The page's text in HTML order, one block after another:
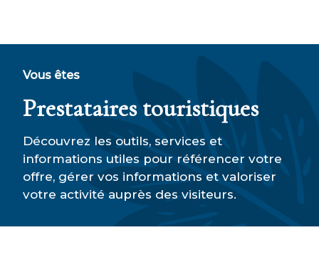
Vous êtes
Prestataires touristiques
Découvrez les outils, services et
informations utiles pour référencer votre
offre, gérer vos informations et valoriser
votre activité auprès des visiteurs.